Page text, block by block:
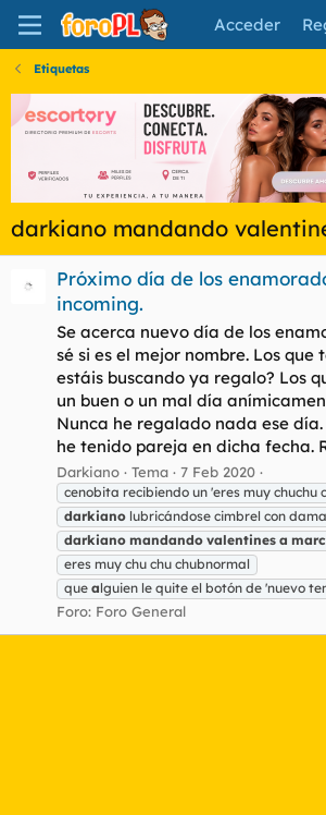
Acceder
Etiquetas
darkiano mandando
Próximo día de los
incoming.
Se acerca nuevo día de los
sé si es el mejor nombre. Los que
estáis buscando ya regalo? Los
un buen o un mal día
Nunca he regalado nada ese
he tenido pareja en dicha fecha.
Darkiano Tema 7 Feb 2020
cenobita recibiendo un 'eres muy chuchu
darkiano lubricándose cimbrel con
darkiano mandando valentines a
eres muy chu chu chubnormal
que alguien le quite el botón de 'nuevo
Foro: Foro General